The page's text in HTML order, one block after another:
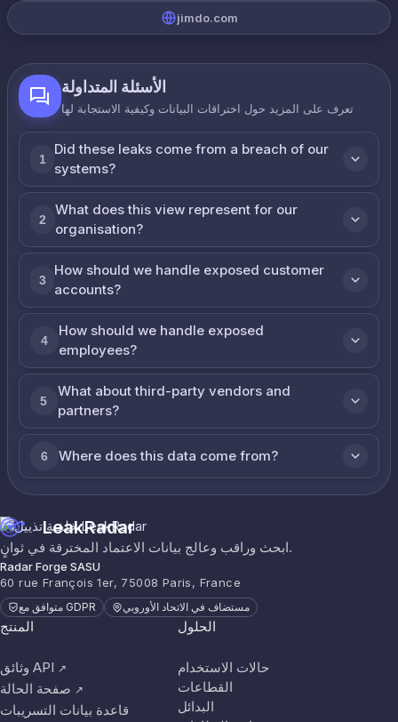
jimdo.com
الأسئلة المتداولة
تعرف على المزيد حول اختراقات البيانات وكيفية الاستجابة لها
1
Did these leaks come from a breach of our
systems?
2
What does this view represent for our
organisation?
3
How should we handle exposed customer
accounts?
4
How should we handle exposed
employees?
5
What about third-party vendors and
partners?
6 Where does this data come from?
LeakRadar
ابحث وراقب وعالج بيانات الاعتماد المخترقة في ثوانٍ.
Radar Forge SASU
60 rue François 1er, 75008 Paris, France
متوافق مع GDPR مستضاف في الاتحاد الأوروبي
المنتج
وثائق API ↗
صفحة الحالة ↗
قاعدة بيانات التسريبات
الحلول
حالات الاستخدام
القطاعات
البدائل